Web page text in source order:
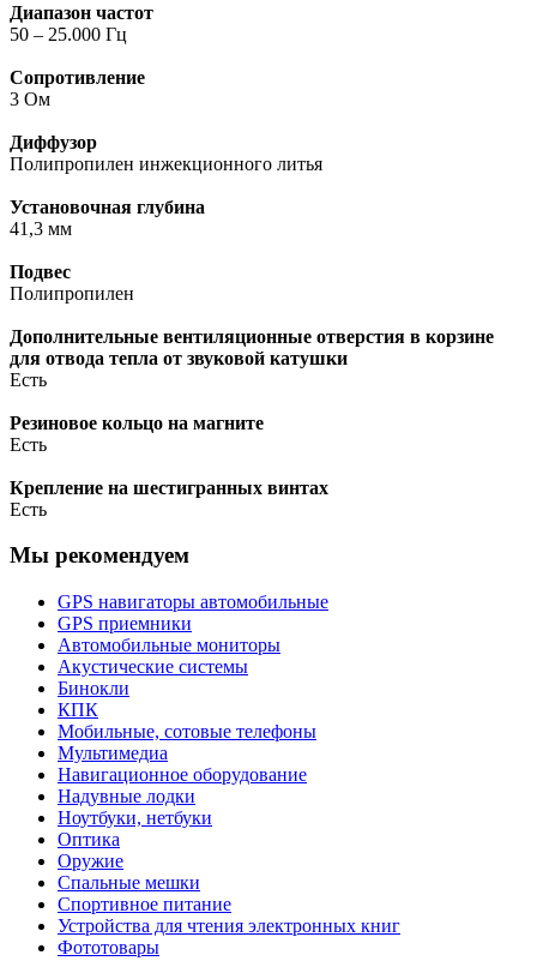
Диапазон частот
50 – 25.000 Гц
Сопротивление
3 Ом
Диффузор
Полипропилен инжекционного литья
Установочная глубина
41,3 мм
Подвес
Полипропилен
Дополнительные вентиляционные отверстия в корзине
для отвода тепла от звуковой катушки
Есть
Резиновое кольцо на магните
Есть
Крепление на шестигранных винтах
Есть
Мы рекомендуем
GPS навигаторы автомобильные
GPS приемники
Автомобильные мониторы
Акустические системы
Бинокли
КПК
Мобильные, сотовые телефоны
Мультимедиа
Навигационное оборудование
Надувные лодки
Ноутбуки, нетбуки
Оптика
Оружие
Спальные мешки
Спортивное питание
Устройства для чтения электронных книг
Фототовары